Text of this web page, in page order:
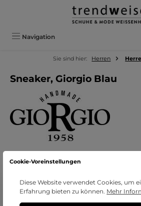
Zum Hauptinhalt springen
Navigation
Sie sind hier: Herren
Sneaker, Giorgio Blau
Bildergalerie überspringen
Cookie-Voreinstellungen
Diese Website verwendet Cookies, um
Erfahrung bieten zu können. Mehr